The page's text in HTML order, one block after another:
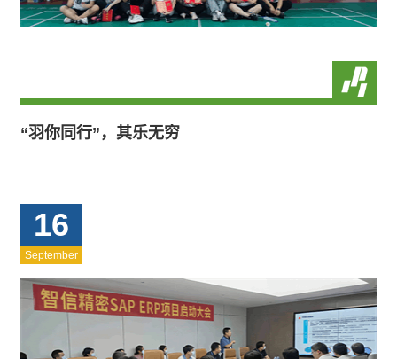
“羽你同行”，其乐无穷
16
September